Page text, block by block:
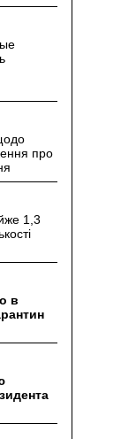
про
1,3
в